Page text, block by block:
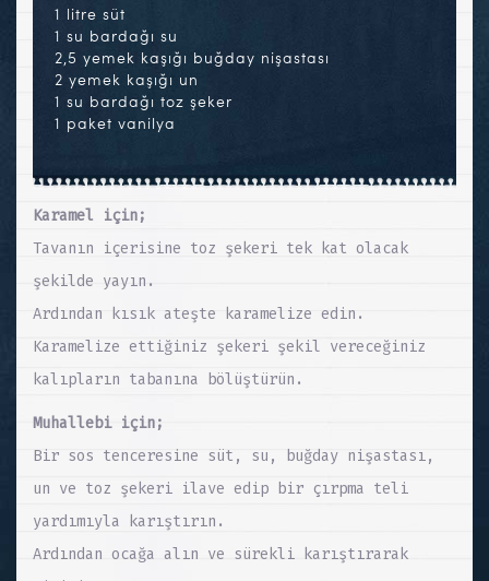
1 litre süt
1 su bardağı su
2,5 yemek kaşığı buğday nişastası
2 yemek kaşığı un
1 su bardağı toz şeker
1 paket vanilya
Karamel için;
Tavanın içerisine toz şekeri tek kat olacak
şekilde yayın.
Ardından kısık ateşte karamelize edin.
Karamelize ettiğiniz şekeri şekil vereceğiniz
kalıpların tabanına bölüştürün.
Muhallebi için;
Bir sos tenceresine süt, su, buğday nişastası,
un ve toz şekeri ilave edip bir çırpma teli
yardımıyla karıştırın.
Ardından ocağa alın ve sürekli karıştırarak